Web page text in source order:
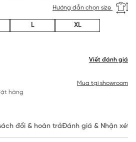
Viết đánh giá
Hướng dẫn chọn size
L
XL
hàng
Mua tại showroom
đổi & hoàn trảĐánh giá & Nhận xét